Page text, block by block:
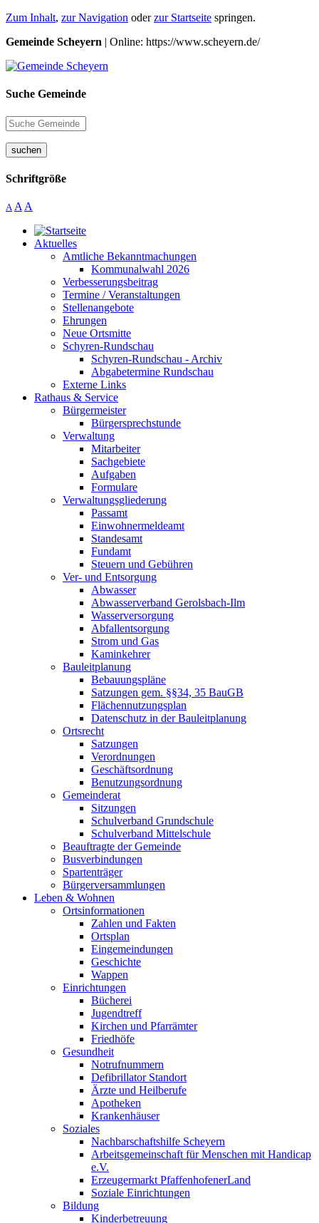
Zum Inhalt, zur Navigation oderzur Startseite springen.
Gemeinde Scheyern | Online: https://www.scheyern.de/
Suche Gemeinde
suchen
Schriftgröße
A A A
Aktuelles
Amtliche Bekanntmachungen
Kommunalwahl 2026
Verbesserungsbeitrag
Termine / Veranstaltungen
Stellenangebote
Ehrungen
Neue Ortsmitte
Schyren-Rundschau
Schyren-Rundschau - Archiv
Abgabetermine Rundschau
Externe Links
Rathaus & Service
Bürgermeister
Bürgersprechstunde
Verwaltung
Mitarbeiter
Sachgebiete
Aufgaben
Formulare
Verwaltungsgliederung
Passamt
Einwohnermeldeamt
Standesamt
Fundamt
Steuern und Gebühren
Ver- und Entsorgung
Abwasser
Abwasserverband Gerolsbach-Ilm
Wasserversorgung
Abfallentsorgung
Strom und Gas
Kaminkehrer
Bauleitplanung
Bebauungspläne
Satzungen gem. §§34, 35 BauGB
Flächennutzungsplan
Datenschutz in der Bauleitplanung
Ortsrecht
Satzungen
Verordnungen
Geschäftsordnung
Benutzungsordnung
Gemeinderat
Sitzungen
Schulverband Grundschule
Schulverband Mittelschule
Beauftragte der Gemeinde
Busverbindungen
Spartenträger
Bürgerversammlungen
Leben & Wohnen
Ortsinformationen
Zahlen und Fakten
Ortsplan
Eingemeindungen
Geschichte
Wappen
Einrichtungen
Bücherei
Jugendtreff
Kirchen und Pfarrämter
Friedhöfe
Gesundheit
Notrufnummern
Defibrillator Standort
Ärzte und Heilberufe
Apotheken
Krankenhäuser
Soziales
Nachbarschaftshilfe Scheyern
Arbeitsgemeinschaft für Menschen mit Handicap
e.V.
Erzeugermarkt PfaffenhofenerLand
Soziale Einrichtungen
Bildung
Kinderbetreuung